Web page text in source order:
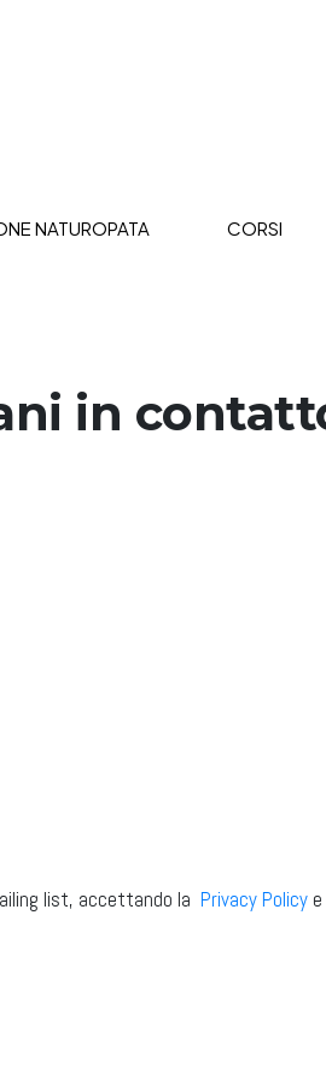
NATUROPATA CORSI
in
list, accettando la Privacy Policy